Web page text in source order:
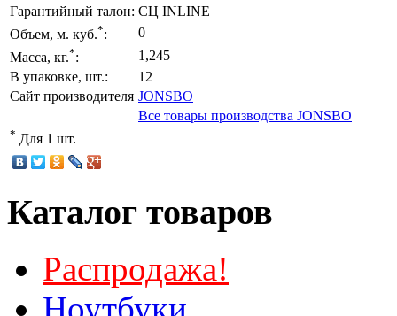
Гарантийный талон: СЦ INLINE
Объем, м. куб.*:
0
Масса, кг.*:
1,245
В упаковке, шт.:
12
Сайт производителя JONSBO
Все товары производства JONSBO
* Для 1 шт.
Каталог товаров
Распродажа!